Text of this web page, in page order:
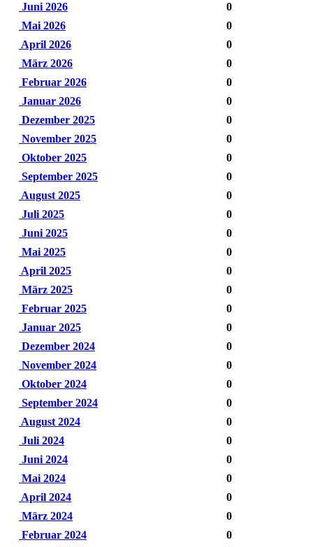
Juni 2026
0
Mai 2026
0
April 2026
0
März 2026
0
Februar 2026
0
Januar 2026
0
Dezember 2025
0
November 2025
0
Oktober 2025
0
September 2025
0
August 2025
0
Juli 2025
0
Juni 2025
0
Mai 2025
0
April 2025
0
März 2025
0
Februar 2025
0
Januar 2025
0
Dezember 2024
0
November 2024
0
Oktober 2024
0
September 2024
0
August 2024
0
Juli 2024
0
Juni 2024
0
Mai 2024
0
April 2024
0
März 2024
0
Februar 2024
0